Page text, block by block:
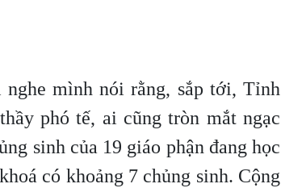
mình nói rằng, sắp tới, Tỉnh
phó tế, ai cũng tròn mắt ngạc
sinh của 19 giáo phận đang học
có khoảng 7 chủng sinh. Cộng